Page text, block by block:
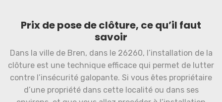
Prix de pose de clôture, ce qu’il faut
savoir
Dans la ville de Bren, dans le 26260, l’installation de la
clôture est une technique efficace qui permet de lutter
contre l’insécurité galopante. Si vous êtes propriétaire
d’une propriété dans cette localité ou dans ses